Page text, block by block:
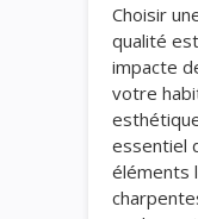
Choisir
qualité
impacte
votre
essentiel
éléments